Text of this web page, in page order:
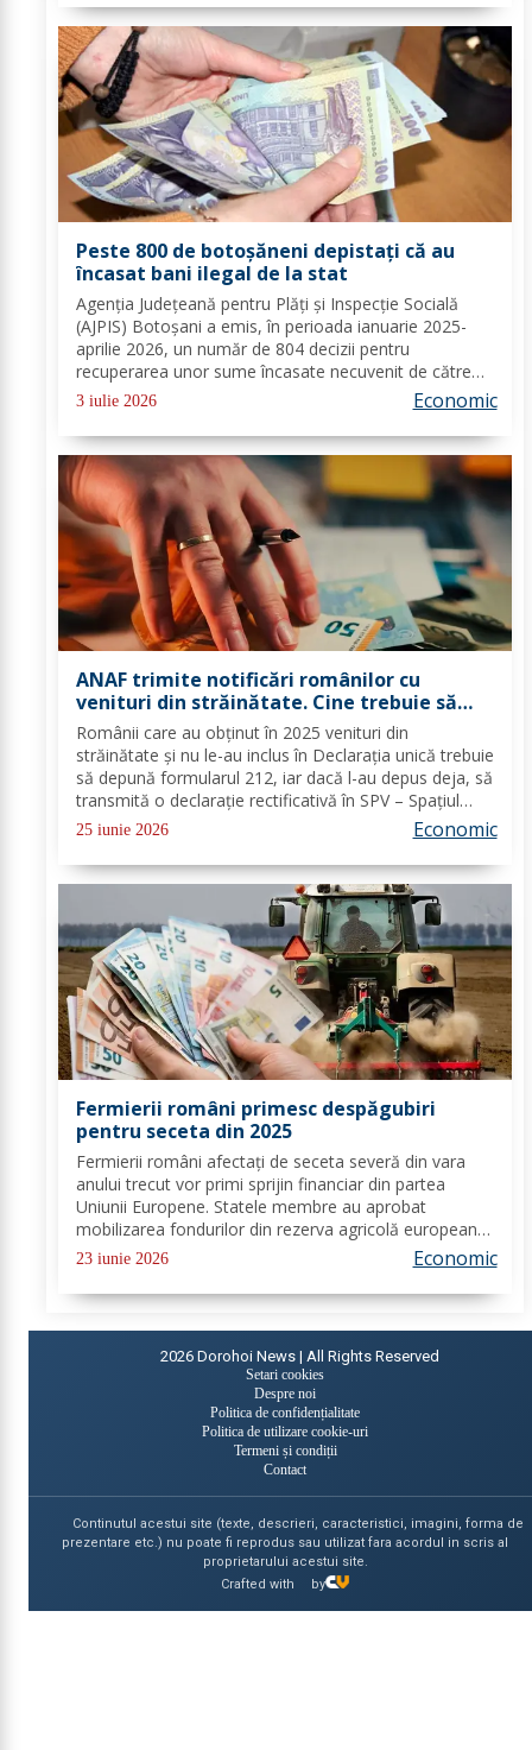
Peste 800 de botoșăneni depistați că au
încasat bani ilegal de la stat
Agenția Județeană pentru Plăți și Inspecție Socială
(AJPIS) Botoșani a emis, în perioada ianuarie 2025-
aprilie 2026, un număr de 804 decizii pentru
recuperarea unor sume încasate necuvenit de către
beneficiarii venitului minim de incluziune, în cuantum
3 iulie 2026 Economic
ANAF trimite notificări românilor cu
venituri din străinătate. Cine trebuie să
depună urgent Declarația Unică 212
Românii care au obţinut în 2025 venituri din
străinătate şi nu le-au inclus în Declaraţia unică trebuie
să depună formularul 212, iar dacă l-au depus deja, să
transmită o declaraţie rectificativă în SPV – Spaţiul
Privat Virtual. Persoanele aflate în această situaţie vor
25 iunie 2026 Economic
Fermierii români primesc despăgubiri
pentru seceta din 2025
Fermierii români afectați de seceta severă din vara
anului trecut vor primi sprijin financiar din partea
Uniunii Europene. Statele membre au aprobat
mobilizarea fondurilor din rezerva agricolă europeană,
iar României îi revin 14,8 milioane de euro pentru
23 iunie 2026 Economic
2026 Dorohoi News | All Rights Reserved
Setari cookies
Despre noi
Politica de confidențialitate
Politica de utilizare cookie-uri
Termeni și condiții
Contact
Continutul acestui site (texte, descrieri, caracteristici, imagini, forma de
prezentare etc.) nu poate fi reprodus sau utilizat fara acordul in scris al
proprietarului acestui site.
Crafted with
by